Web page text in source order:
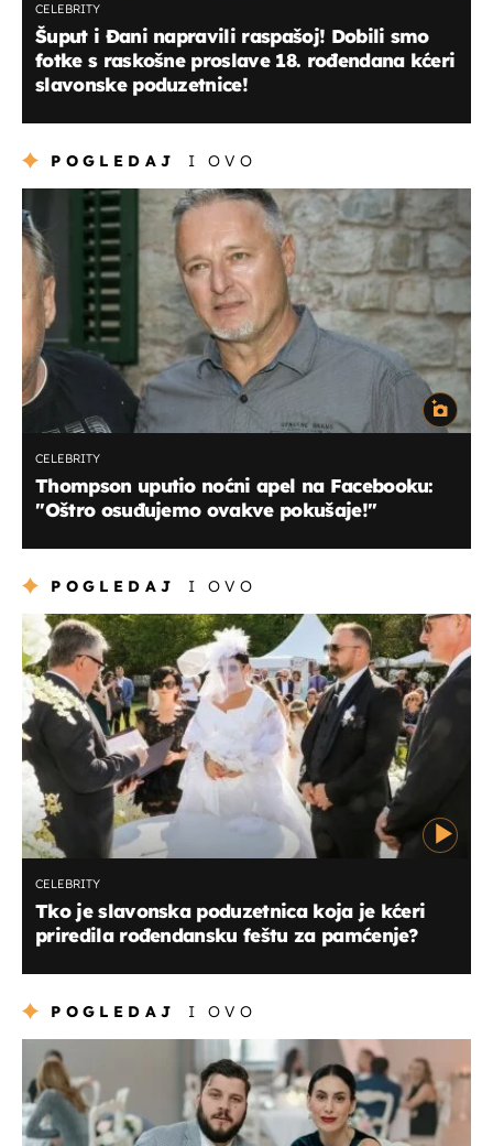
CELEBRITY
Šuput i Đani napravili raspašoj! Dobili smo
fotke s raskošne proslave 18. rođendana kćeri
slavonske poduzetnice!
POGLEDAJ I OVO
CELEBRITY
Thompson uputio noćni apel na Facebooku:
''Oštro osuđujemo ovakve pokušaje!''
POGLEDAJ I OVO
CELEBRITY
Tko je slavonska poduzetnica koja je kćeri
priredila rođendansku feštu za pamćenje?
POGLEDAJ I OVO